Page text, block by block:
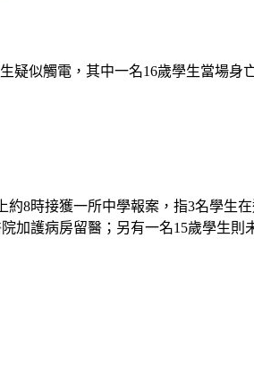
疑似觸電，其中一名16歲學生當場身
8時接獲一所中學報案，指3名學生
加護病房留醫；另有一名15歲學生